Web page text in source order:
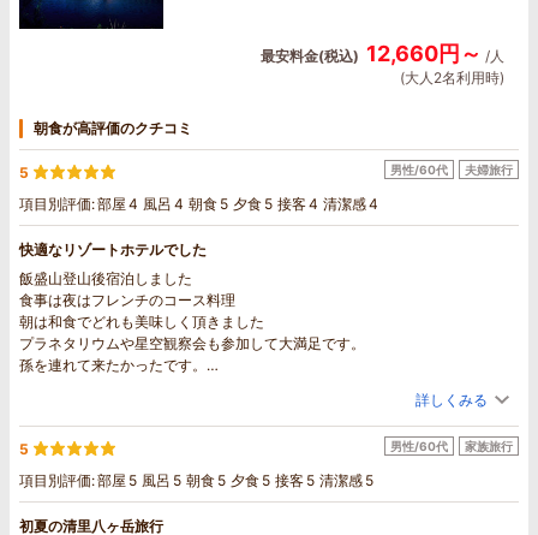
最安料金(税込) 12,660円～ /人
(大人2名利用時)
朝食が高評価のクチコミ
5
項目別評価:部屋 4 風呂 4 朝食 5 夕食 5 接客4 清潔感4
男性/60代 夫婦旅行
快適なリゾートホテルでした
飯盛山登山後宿泊しました
食事は夜はフレンチのコース料理
朝は和食でどれも美味しく頂きました
プラネタリウムや星空観察会も参加して大満足です。
孫を連れて来たかったです。
詳しくみる
5
項目別評価:部屋 5 風呂 5 朝食 5 夕食 5 接客 5 清潔感 5
男性/60代 家族旅行
初夏の清里八ヶ岳旅行